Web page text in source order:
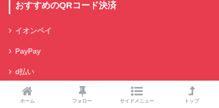
おすすめのQRコード決済
イオンペイ
PayPay
d払い
au PAY
ホーム フォロー サイドメニュー トップ